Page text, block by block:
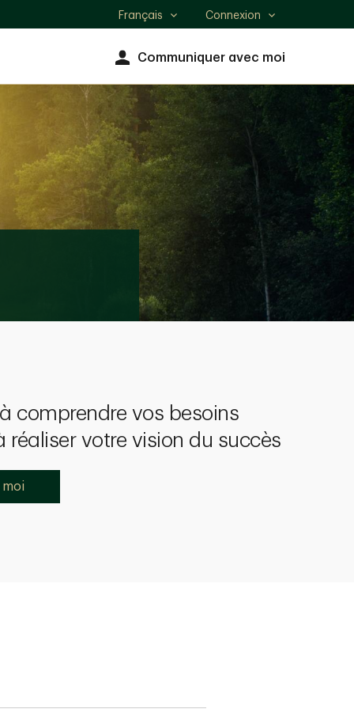
Select
Français Connexion
Communiquer avec moi
comprendre vos besoins
réaliser votre vision du succès